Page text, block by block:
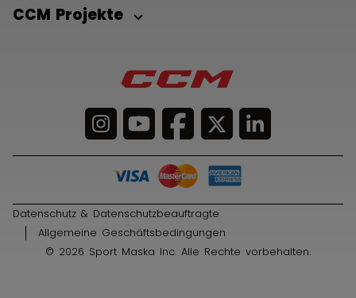
CCM Projekte
© 2026 Sport Maska Inc. Alle Rechte vorbehalten.
Datenschutz & Datenschutzbeauftragte
Allgemeine Geschäftsbedingungen